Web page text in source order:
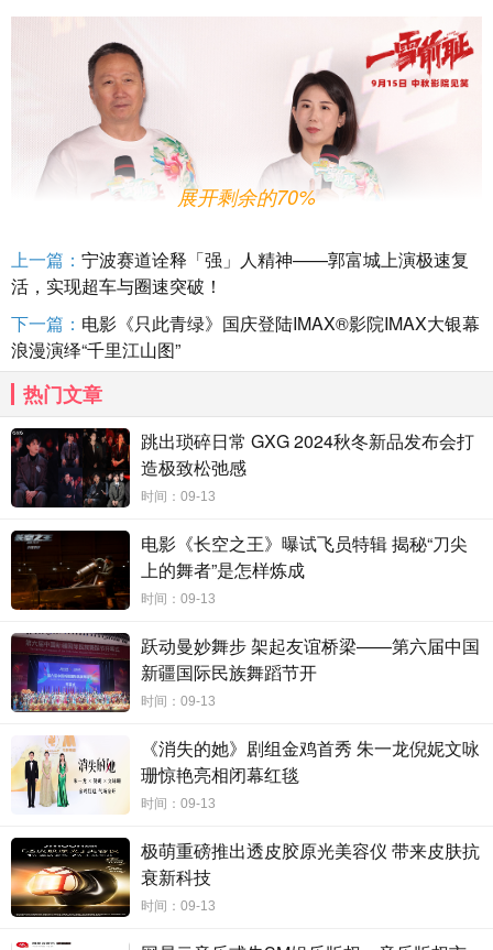
主创 全员东北菜塑
首映互动环节，主创现场以东北菜特征剖析角色人
设，展示了一把玩梗与科普的无缝融合。拿到铁锅炖
大鹅的乔杉表示这道菜就像老大一样，虽然外表看起
来平常，但滋味很足，很实惠，有主食有肉有菜，
是“家里啥都能干的顶梁柱”；老虎菜则非金雁莫属，
马丽解析到金雁性格“酸辣爽脆”，并且也有东北女
性“虎”的一面，同时笑称：“五颜六色的视觉效果，也
寓意着金雁水灵灵的颜值”。小葱拌豆腐则是团宠老二
的“代言菜”，看似单纯的人畜无害，实则也有自己的
小脾气。面对冻梨，包贝尔自动认领——四梁子在片
中被“冻成黑梨”，外表其貌不扬，但内心仍旧洁白与
甘甜。与马丽搭档出演夫妻的赵龙豪则对“锅包肉”人
设赞不绝口，称一毛一虽然“壳硬”，但是里面鲜美，
恰似对媳妇金雁的柔情。作为片中的“大反派”，周大
勇则深度解析道——黄天盛像是白菜叶，将这群人都
包在一个犯罪的案件之下，展开荒唐、逗趣的复仇混
战之旅。
展开剩余的70%
上一篇： 宁波赛道诠释「强」人精神——郭富城上演极速复
活，实现超车与圈速突破！
下一篇： 电影《只此青绿》国庆登陆IMAX®影院IMAX大银幕
浪漫演绎“千里江山图”
热门文章
跳出琐碎日常 GXG 2024秋冬新品发布会打
造极致松弛感
时间：09-13
电影《长空之王》曝试飞员特辑 揭秘“刀尖
上的舞者”是怎样炼成
时间：09-13
跃动曼妙舞步 架起友谊桥梁——第六届中国
新疆国际民族舞蹈节开
时间：09-13
《消失的她》剧组金鸡首秀 朱一龙倪妮文咏
珊惊艳亮相闭幕红毯
时间：09-13
极萌重磅推出透皮胶原光美容仪 带来皮肤抗
衰新科技
时间：09-13